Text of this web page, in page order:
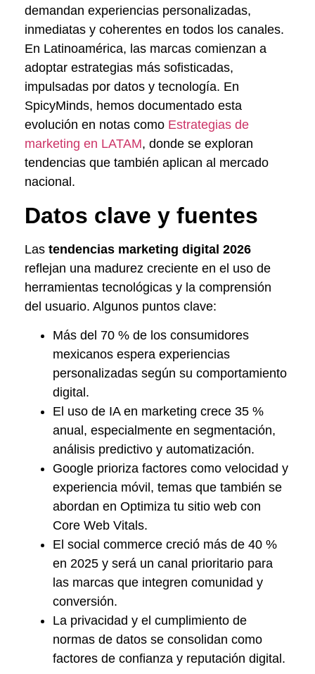
demandan experiencias personalizadas,
inmediatas y coherentes en todos los canales.
En Latinoamérica, las marcas comienzan a
adoptar estrategias más sofisticadas,
impulsadas por datos y tecnología. En
SpicyMinds, hemos documentado esta
evolución en notas como Estrategias de
marketing en LATAM, donde se exploran
tendencias que también aplican al mercado
nacional.
Datos clave y fuentes
Las tendencias marketing digital 2026
reflejan una madurez creciente en el uso de
herramientas tecnológicas y la comprensión
del usuario. Algunos puntos clave:
Más del 70 % de los consumidores
mexicanos espera experiencias
personalizadas según su comportamiento
digital.
El uso de IA en marketing crece 35 %
anual, especialmente en segmentación,
análisis predictivo y automatización.
Google prioriza factores como velocidad y
experiencia móvil, temas que también se
abordan en Optimiza tu sitio web con
Core Web Vitals.
El social commerce creció más de 40 %
en 2025 y será un canal prioritario para
las marcas que integren comunidad y
conversión.
La privacidad y el cumplimiento de
normas de datos se consolidan como
factores de confianza y reputación digital.